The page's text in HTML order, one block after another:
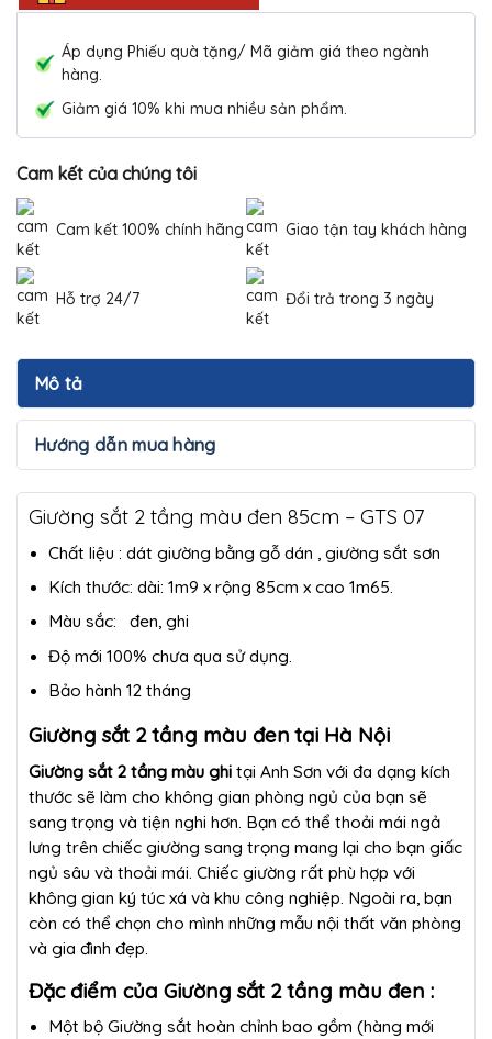
Áp dụng Phiếu quà tặng/ Mã giảm giá theo ngành
hàng.
Giảm giá 10% khi mua nhiều sản phẩm.
Cam kết của chúng tôi
Cam kết 100% chính hãng Giao tận tay khách hàng
Hỗ trợ 24/7 Đổi trả trong 3 ngày
Mô tả
Hướng dẫn mua hàng
Giường sắt 2 tầng màu đen 85cm – GTS 07
Chất liệu : dát giường bằng gỗ dán , giường sắt sơn
Kích thước: dài: 1m9 x rộng 85cm x cao 1m65.
Màu sắc: đen, ghi
Độ mới 100% chưa qua sử dụng.
Bảo hành 12 tháng
Giường sắt 2 tầng màu đen tại Hà Nội
Giường sắt 2 tầng màu ghi tại Anh Sơn với đa dạng kích
thước sẽ làm cho không gian phòng ngủ của bạn sẽ
sang trọng và tiện nghi hơn. Bạn có thể thoải mái ngả
lưng trên chiếc giường sang trọng mang lại cho bạn giấc
ngủ sâu và thoải mái. Chiếc giường rất phù hợp với
không gian ký túc xá và khu công nghiệp. Ngoài ra, bạn
còn có thể chọn cho mình những mẫu nội thất văn phòng
và gia đình đẹp.
Đặc điểm của Giường sắt 2 tầng màu đen :
Một bộ Giường sắt hoàn chỉnh bao gồm (hàng mới